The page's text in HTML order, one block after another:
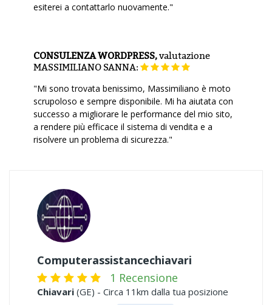
esiterei a contattarlo nuovamente."
CONSULENZA WORDPRESS,valutazione
MASSIMILIANO SANNA:
"Mi sono trovata benissimo, Massimiliano è moto
scrupoloso e sempre disponibile. Mi ha aiutata con
successo a migliorare le performance del mio sito,
a rendere più efficace il sistema di vendita e a
risolvere un problema di sicurezza."
Computerassistancechiavari
1 Recensione
Chiavari (GE) - Circa 11km dalla tua posizione